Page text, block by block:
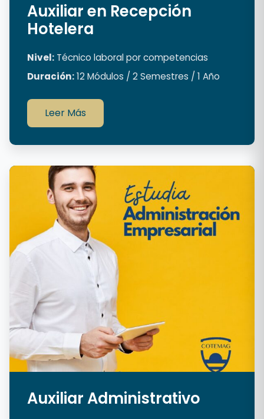
Auxiliar en Recepción
Hotelera
Nivel: Técnico laboral por competencias
Duración:12 Módulos / 2 Semestres / 1 Año
Leer Más
Auxiliar Administrativo